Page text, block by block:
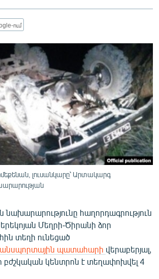
ում
լուսանկարը՝ Արտակարգ
հաղորդագրություն
Մեղրի-Ծիրանի ձոր
տեղի ունեցած
պատահարի վերաբերյալ,
բժշկական կենտրոն է տեղափոխվել 4